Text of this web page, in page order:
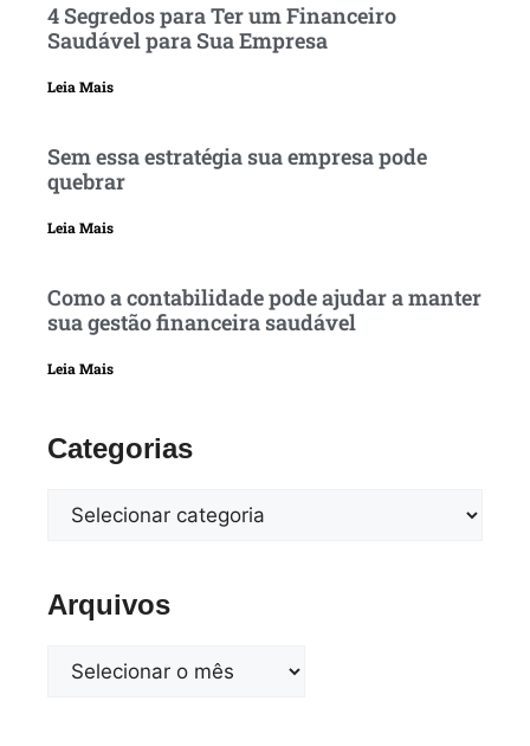
4 Segredos para Ter um Financeiro
Saudável para Sua Empresa
Leia Mais
Sem essa estratégia sua empresa pode
quebrar
Leia Mais
Como a contabilidade pode ajudar a manter
sua gestão financeira saudável
Leia Mais
Categorias
Arquivos